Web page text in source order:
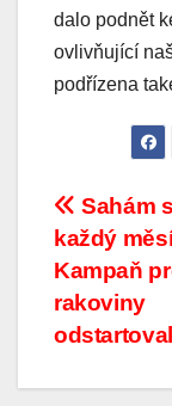
dalo podnět
ovlivňující
podřízena
Post
Sahám
každý
Kampaň
rakoviny